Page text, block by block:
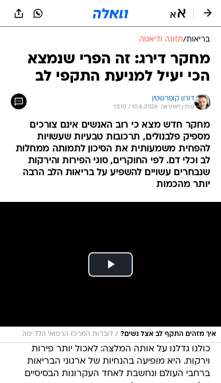
בריאות/תזונה ודיאטה
מחקר דירג: זה הפרי שנמצא
הכי יעיל למניעת התקפי לב
דורון קופרשטין
עודכן לאחרונה: 10.6.2026 / 13:10
מחקר חדש מצא כי רוב האנשים אינם צורכים
מספיק פלבנולים, תרכובות טבעיות שעשויות
להפחית משמעותית את הסיכון לתמותה ממחלות
לב וכלי דם. לפי החוקרים, סוגי הפירות והירקות
שנבחרים עשויים להשפיע על בריאות הלב הרבה
יותר מהכמות
איך מזהים התקף לב אצל נשים? / דוברות המרכז הרפואי הלל יפה
כולנו גדלנו על אותה המלצה: לאכול יותר פירות
וירקות. היא מופיעה בהנחיות של ארגוני הבריאות
ברחבי העולם ונחשבת לאחד העקרונות הבסיסיים